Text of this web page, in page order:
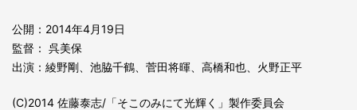
公開：2014年4月19日
監督： 呉美保
出演：綾野剛、池脇千鶴、菅田将暉、高橋和也、火野正平
(C)2014 佐藤泰志/「そこのみにて光輝く」製作委員会